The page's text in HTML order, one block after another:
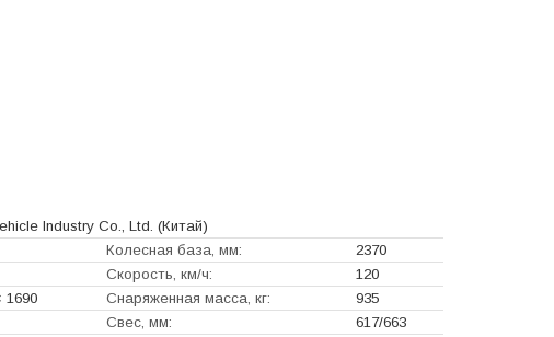
Industry Co., Ltd. (Китай)
Колесная база, мм:
2370
Скорость, км/ч:
120
1690 Снаряженная масса, кг:
935
Свес, мм:
617/663